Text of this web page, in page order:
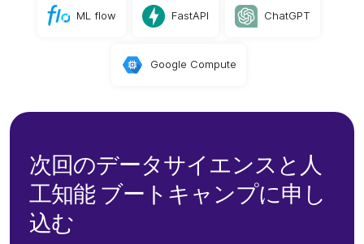
ML flow FastAPI ChatGPT
Google Compute
次回のデータサイエンスと人
工知能 ブートキャンプに申し
込む